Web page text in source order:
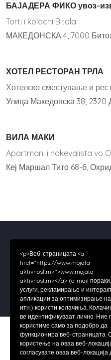
БАЈАДЕРА ФИКО увоз-
Torti i kolachi Bitola.
МАКЕДОНСКА 4, 7000
ХОТЕЛ РЕСТОРАН ТРЛА
Хотелско сместување и
Улица Македонска 38, 2320
ВИЛА МАКИ
Apartmani i nokevalista vo
Кеј Маршал Тито 68-б,
Авторски права
За нас |
<p>Веб-страницата <a
href="https://www.mojata-
aktivnost.mk">www.mojata-
aktivnost.mk</a> (e-mail пораки,
услуги, рекламирање и
апликации за оптимизирање на
итн.) користи колачиња.
ве идентификуваат лично. Ние
користиме само за подобро да
функционира веб-страницата.
користење на оваа веб-
согласувате оваа веб-локација